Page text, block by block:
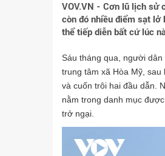
VOV.VN - Cơn lũ lịch sử
còn đó nhiều điểm sạt lở
thể tiếp diễn bất cứ lúc
Sáu tháng qua, người
trung tâm xã Hòa Mỹ,
và cuốn trôi hai đầu dẫn.
nằm trong danh mục
trở ngại.